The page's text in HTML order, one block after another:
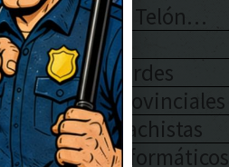
Se Abre El Telón…
Enlaces
Chistes Verdes
Chistes Provinciales
Chistes Machistas
Chistes Informáticos